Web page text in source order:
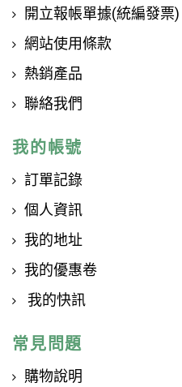
開立報帳單據(統編發票)
網站使用條款
熱銷產品
聯絡我們
我的帳號
訂單記錄
個人資訊
我的地址
我的優惠卷
我的快訊
常見問題
購物說明